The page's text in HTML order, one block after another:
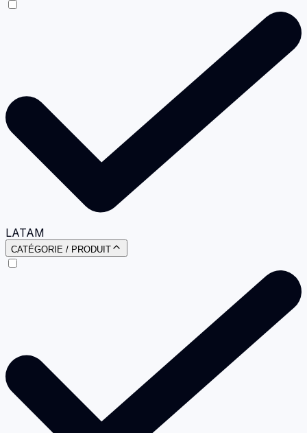
LATAM
CATÉGORIE / PRODUIT